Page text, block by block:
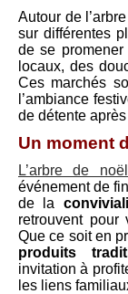
Autour de
sur différentes
de se
locaux, des
Ces marchés
l’ambiance
de détente
Un moment
L’arbre de
événement de
de la
retrouvent pour
Que ce soit en
produits
invitation à
les liens